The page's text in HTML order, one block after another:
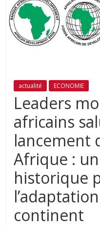
actualité ECONOMIE
Leaders
africains
lancement
Afrique :
historique
continent